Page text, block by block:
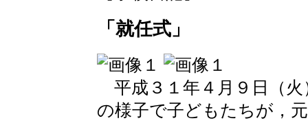
「就任式」
平成３１年４月９日（
の様子で子どもたちが，